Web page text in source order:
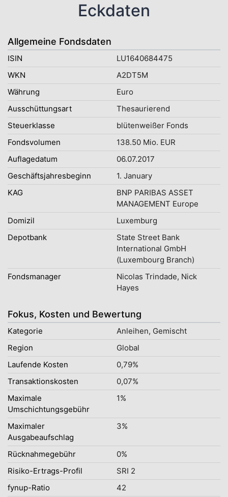
Eckdaten
Allgemeine Fondsdaten
ISIN
LU1640684475
WKN
A2DT5M
Währung
Euro
Ausschüttungsart
Thesaurierend
Steuerklasse
blütenweißer Fonds
Fondsvolumen
138.50 Mio. EUR
Auflagedatum
06.07.2017
Geschäftsjahresbeginn
1. January
KAG
BNP PARIBAS ASSET
MANAGEMENT Europe
Domizil
Luxemburg
Depotbank
State Street Bank
International GmbH
(Luxembourg Branch)
Fondsmanager
Nicolas Trindade, Nick
Hayes
Fokus, Kosten und Bewertung
Kategorie
Anleihen, Gemischt
Region
Global
Laufende Kosten
0,79%
Transaktionskosten
0,07%
Maximale
Umschichtungsgebühr
1%
Maximaler
Ausgabeaufschlag
3%
Rücknahmegebühr
0%
Risiko-Ertrags-Profil
SRI 2
fynup-Ratio
42